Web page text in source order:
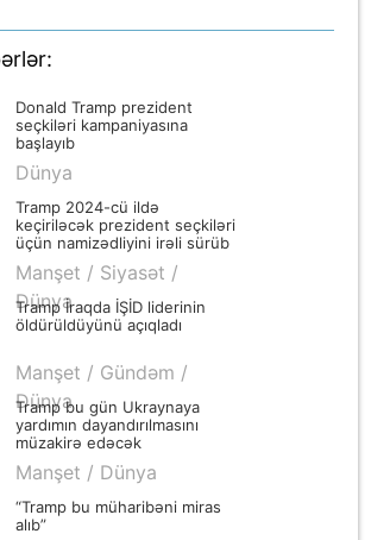
Donald Tramp prezident
seçkiləri kampaniyasına
başlayıb
Dünya
Tramp 2024-cü ildə
keçiriləcək prezident seçkiləri
üçün namizədliyini irəli sürüb
Manşet / Siyasət /
Dünya
Tramp İraqda İŞİD liderinin
öldürüldüyünü açıqladı
Manşet / Gündəm /
Dünya
Tramp bu gün Ukraynaya
yardımın dayandırılmasını
müzakirə edəcək
Manşet / Dünya
“Tramp bu müharibəni miras
alıb”